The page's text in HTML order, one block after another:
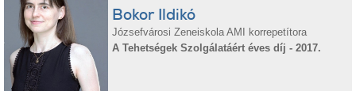
Bokor Ildikó
Józsefvárosi Zeneiskola AMI korrepetítora
A Tehetségek Szolgálatáért éves díj - 2017.